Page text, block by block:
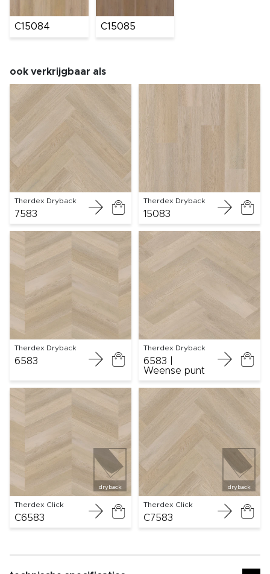
C15084 C15085
ook verkrijgbaar als
Therdex Dryback
7583
Therdex Dryback
15083
Therdex Dryback
6583
Therdex Dryback
6583 |
Weense punt
dryback
Therdex Click
C6583
dryback
Therdex Click
C7583